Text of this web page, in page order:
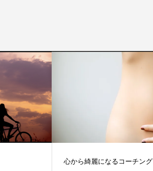
心から綺麗になるコーチング